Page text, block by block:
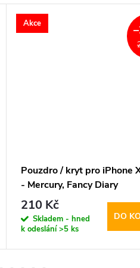
Akce
Pouzdro / kryt pro iPhone
- Mercury, Fancy Diary
PINK/HOTPINK
210 Kč
Skladem - hned
k odeslání>5 ks
DO